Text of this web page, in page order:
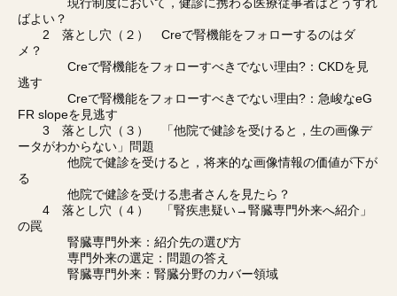
現行制度において，健診に携わる医療従事者はどうすれ
ばよい？
2 落とし穴（２） Creで腎機能をフォローするのはダ
メ？
Creで腎機能をフォローすべきでない理由?：CKDを見
逃す
Creで腎機能をフォローすべきでない理由?：急峻なeG
FR slopeを見逃す
3 落とし穴（３） 「他院で健診を受けると，生の画像デ
ータがわからない」問題
他院で健診を受けると，将来的な画像情報の価値が下が
る
他院で健診を受ける患者さんを見たら？
4 落とし穴（４） 「腎疾患疑い→腎臓専門外来へ紹介」
の罠
腎臓専門外来：紹介先の選び方
専門外来の選定：問題の答え
腎臓専門外来：腎臓分野のカバー領域